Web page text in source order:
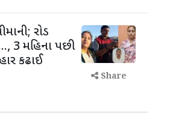
રોડ
3 મહિના પછી
કઢાઈ
Share